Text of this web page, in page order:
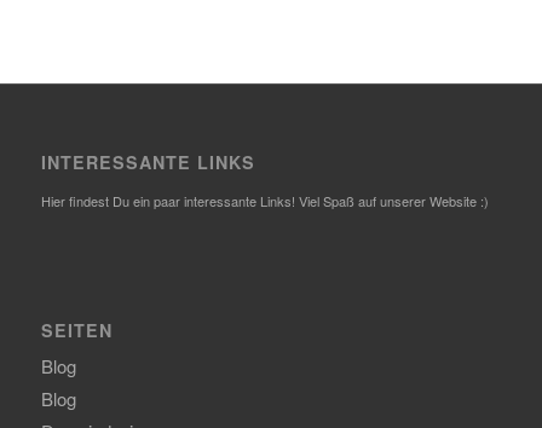
INTERESSANTE LINKS
Hier findest Du ein paar interessante Links! Viel Spaß auf unserer Website :)
SEITEN
Blog
Blog